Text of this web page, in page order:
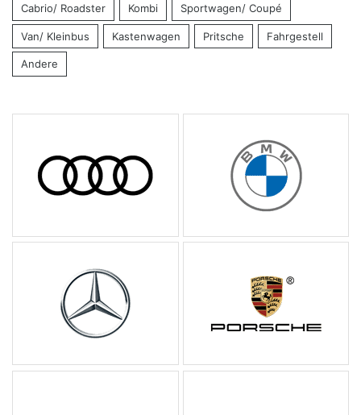
Cabrio/ Roadster Kombi Sportwagen/ Coupé
Van/ Kleinbus Kastenwagen Pritsche Fahrgestell
Andere